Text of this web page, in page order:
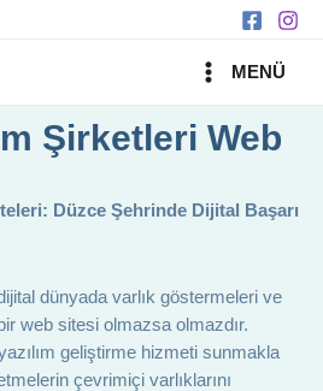
MAIN
MENÜ
Şirketleri Web
Düzce Şehrinde Dijital Başarı
dünyada varlık göstermeleri ve
web sitesi olmazsa olmazdır.
geliştirme hizmeti sunmakla
çevrimiçi varlıklarını
Ara